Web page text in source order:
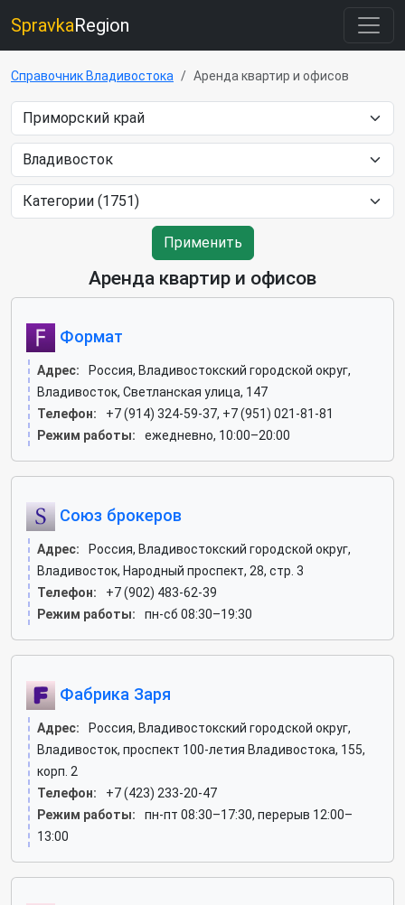
SpravkaRegion
Справочник Владивостока Аренда квартир и офисов
Применить
Аренда квартир и офисов
Формат
Адрес:
Россия, Владивостокский городской округ,
Владивосток, Светланская улица, 147
Телефон:
+7 (914) 324-59-37, +7 (951) 021-81-81
Режим работы:
ежедневно, 10:00–20:00
Союз брокеров
Адрес:
Россия, Владивостокский городской округ,
Владивосток, Народный проспект, 28, стр. 3
Телефон:
+7 (902) 483-62-39
Режим работы:
пн-сб 08:30–19:30
Фабрика Заря
Адрес:
Россия, Владивостокский городской округ,
Владивосток, проспект 100-летия Владивостока, 155,
корп. 2
Телефон:
+7 (423) 233-20-47
Режим работы:
пн-пт 08:30–17:30, перерыв 12:00–
13:00